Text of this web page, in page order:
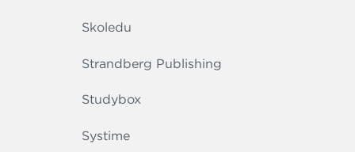
Skoledu
Strandberg Publishing
Studybox
Systime